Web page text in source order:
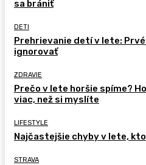
sa brániť
DETI
Prehrievanie detí v lete:
ignorovať
ZDRAVIE
Prečo v lete horšie spíme?
viac, než si myslíte
LIFESTYLE
Najčastejšie chyby v lete,
STRAVA